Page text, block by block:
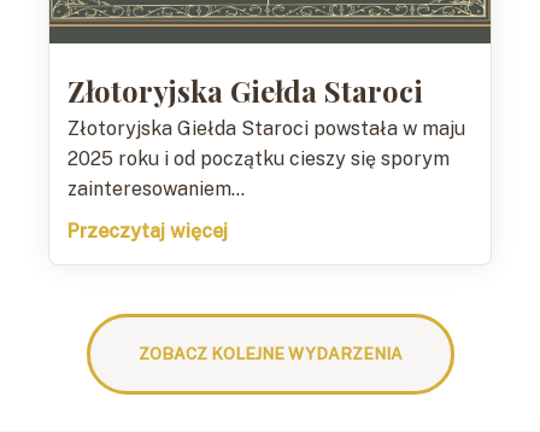
Złotoryjska Giełda Staroci
Złotoryjska Giełda Staroci powstała w maju
2025 roku i od początku cieszy się sporym
zainteresowaniem...
Przeczytaj więcej
ZOBACZ KOLEJNE WYDARZENIA